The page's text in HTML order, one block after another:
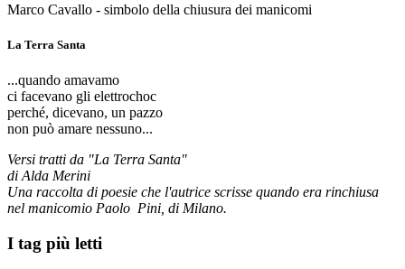
Marco Cavallo - simbolo della chiusura dei manicomi
La Terra Santa
...quando amavamo
ci facevano gli elettrochoc
perché, dicevano, un pazzo
non può amare nessuno...
Versi tratti da "La Terra Santa"
di Alda Merini
Una raccolta di poesie che l'autrice scrisse quando era rinchiusa
nel manicomio Paolo Pini, di Milano.
I tag più letti